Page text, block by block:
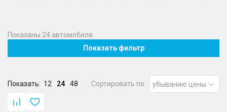
Показаны 24 автомобиля
Показать фильтр
Показать: 12 24 48 Сортировать по: убыванию цены